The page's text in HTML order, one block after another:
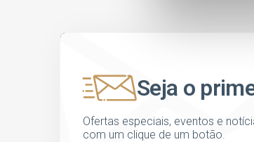
Seja o
Ofertas especiais, eventos e
com um clique de um botão.